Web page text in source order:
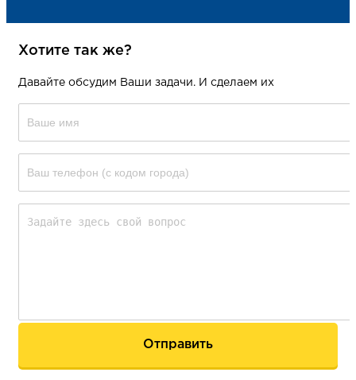
Хотите так же?
Давайте обсудим Ваши задачи. И сделаем их